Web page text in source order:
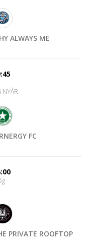
ALWAYS ME
NYÁR
FC
PRIVATE ROOFTOP